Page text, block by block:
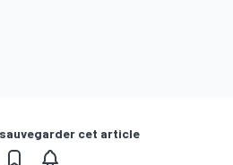
cet article